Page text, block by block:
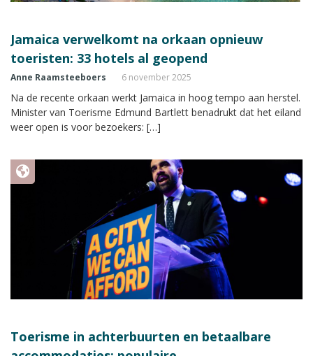
Jamaica verwelkomt na orkaan opnieuw
toeristen: 33 hotels al geopend
Anne Raamsteeboers 6 november 2025
Na de recente orkaan werkt Jamaica in hoog tempo aan herstel.
Minister van Toerisme Edmund Bartlett benadrukt dat het eiland
weer open is voor bezoekers: […]
Toerisme in achterbuurten en betaalbare